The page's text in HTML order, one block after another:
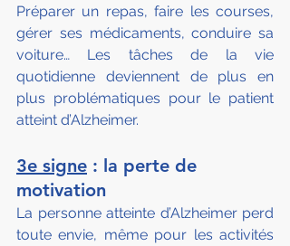
Préparer un repas, faire les courses,
gérer ses médicaments, conduire sa
voiture… Les tâches de la vie
quotidienne deviennent de plus en
plus problématiques pour le patient
atteint d’Alzheimer.
3e signe : la perte de
motivation
La personne atteinte d’Alzheimer perd
toute envie, même pour les activités